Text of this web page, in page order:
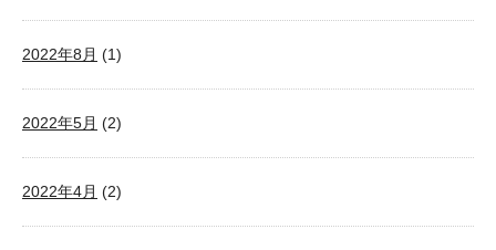
2022年8月 (1)
2022年5月 (2)
2022年4月 (2)